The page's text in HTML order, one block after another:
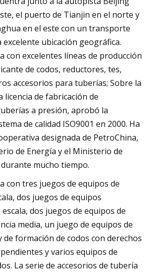
el puerto de Tianjin en el norte y
en el este con un transporte
ubicación geográfica.
con excelentes líneas de producción
de codos, reductores, tes,
accesorios para tuberías; Sobre la
licencia de fabricación de
a presión, aprobó la
de calidad ISO9001 en 2000. Ha
designada de PetroChina,
de Energía y el Ministerio de
mucho tiempo.
con tres juegos de equipos de
dos juegos de equipos
dos juegos de equipos de
media, un juego de equipos de
formación de codos con derechos
y varios equipos de
La serie de accesorios de tubería